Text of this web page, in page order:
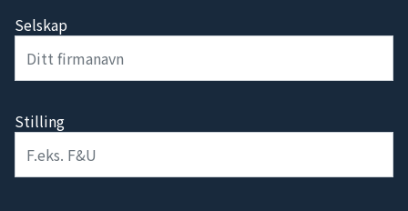
Stilling
Forventet lanseringsdato